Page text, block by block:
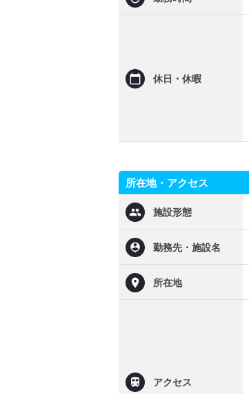
休日・休暇
所在地・アクセス
施設形態
勤務先・施設名
所在地
アクセス